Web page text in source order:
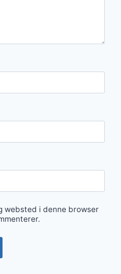
websted i denne browser